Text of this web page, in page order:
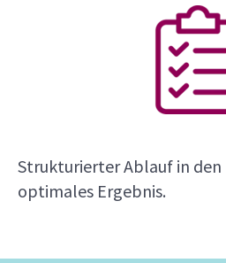
Strukturierter Ablauf in den
optimales Ergebnis.